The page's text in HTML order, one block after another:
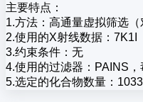
主要特点：
1.方法：高通量虚拟筛选
2.使用的X射线数据：7K1I
3.约束条件：无
4.使用的过滤器：PAINS
5.选定的化合物数量：1033